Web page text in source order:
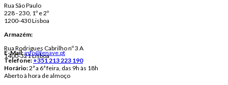
Rua São Paulo
228 - 230, 1º e 2º
1200-430 Lisboa
Armazém:
Rua Rodrigues Cabrilho nº 3 A
1400-321 Lisboa
E-Mail:info@lenave.pt
Telefone:+351 213 223 190
Horário:2ª a 6ª feira, das 9h às 18h
Aberto à hora de almoço